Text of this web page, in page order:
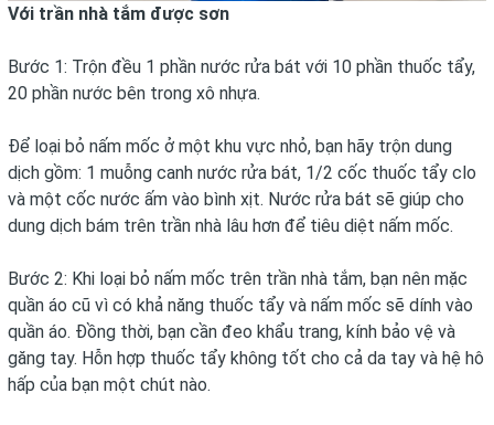
Với trần nhà tắm được sơn
Bước 1: Trộn đều 1 phần nước rửa bát với 10 phần thuốc tẩy,
20 phần nước bên trong xô nhựa.
Để loại bỏ nấm mốc ở một khu vực nhỏ, bạn hãy trộn dung
dịch gồm: 1 muỗng canh nước rửa bát, 1/2 cốc thuốc tẩy clo
và một cốc nước ấm vào bình xịt. Nước rửa bát sẽ giúp cho
dung dịch bám trên trần nhà lâu hơn để tiêu diệt nấm mốc.
Bước 2: Khi loại bỏ nấm mốc trên trần nhà tắm, bạn nên mặc
quần áo cũ vì có khả năng thuốc tẩy và nấm mốc sẽ dính vào
quần áo. Đồng thời, bạn cần đeo khẩu trang, kính bảo vệ và
găng tay. Hỗn hợp thuốc tẩy không tốt cho cả da tay và hệ hô
hấp của bạn một chút nào.